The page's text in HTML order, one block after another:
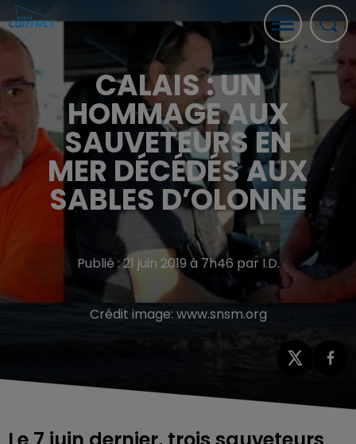
CALAIS : UN
HOMMAGE AUX
SAUVETEURS EN
MER DÉCÉDÉS AUX
SABLES D’OLONNE
Publié : 21 juin 2019 à 7h46 par I.D.
Crédit image: www.snsm.org